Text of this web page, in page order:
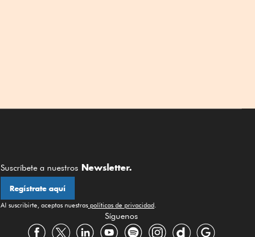
Suscríbete a nuestros Newsletter.
Regístrate aquí
Al suscribirte, aceptas nuestras políticas de privacidad
Síguenos